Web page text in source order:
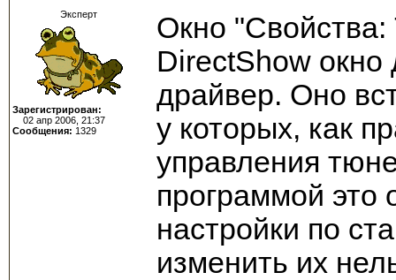
Эксперт
Зарегистрирован:
02 апр 2006, 21:37
Сообщения: 1329
Окно "Свойства:
DirectShow окно
драйвер. Оно
у которых, как
управления
программой это
настройки по
изменить их